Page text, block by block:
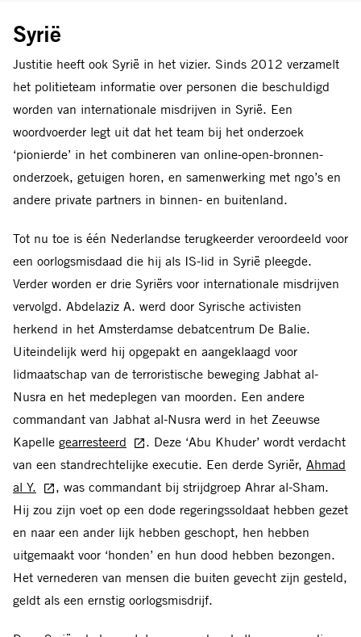
Syrië
Justitie heeft ook Syrië in het vizier. Sinds 2012 verzamelt
het politieteam informatie over personen die beschuldigd
worden van internationale misdrijven in Syrië. Een
woordvoerder legt uit dat het team bij het onderzoek
‘pionierde’ in het combineren van online-open-bronnen-
onderzoek, getuigen horen, en samenwerking met ngo’s en
andere private partners in binnen- en buitenland.
Tot nu toe is één Nederlandse terugkeerder veroordeeld voor
een oorlogsmisdaad die hij als IS-lid in Syrië pleegde.
Verder worden er drie Syriërs voor internationale misdrijven
vervolgd. Abdelaziz A. werd door Syrische activisten
herkend in het Amsterdamse debatcentrum De Balie.
Uiteindelijk werd hij opgepakt en aangeklaagd voor
lidmaatschap van de terroristische beweging Jabhat al-
Nusra en het medeplegen van moorden. Een andere
commandant van Jabhat al-Nusra werd in het Zeeuwse
Kapelle gearresteerd
. Deze ‘Abu Khuder’ wordt verdacht
van een standrechtelijke executie. Een derde Syriër, Ahmad
al Y.
, was commandant bij strijdgroep Ahrar al-Sham.
Hij zou zijn voet op een dode regeringssoldaat hebben gezet
en naar een ander lijk hebben geschopt, hen hebben
uitgemaakt voor ‘honden’ en hun dood hebben bezongen.
Het vernederen van mensen die buiten gevecht zijn gesteld,
geldt als een ernstig oorlogsmisdrijf.